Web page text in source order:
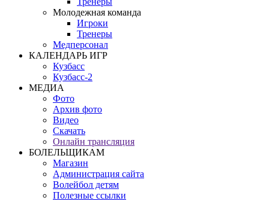
Молодежная команда
Игроки
Тренеры
Медперсонал
КАЛЕНДАРЬ ИГР
Кузбасс
Кузбасс-2
МЕДИА
Фото
Архив фото
Видео
Скачать
Онлайн трансляция
БОЛЕЛЬЩИКАМ
Магазин
Администрация сайта
Волейбол детям
Полезные ссылки